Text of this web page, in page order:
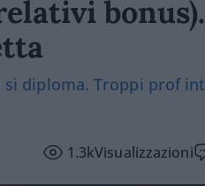
diploma. Troppi prof
1.3kVisualizzazioni